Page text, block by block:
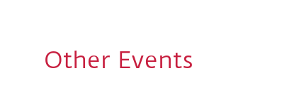
Other Events